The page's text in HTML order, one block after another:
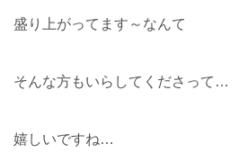
盛り上がってます～なんて
そんな方もいらしてくださって…
嬉しいですね…